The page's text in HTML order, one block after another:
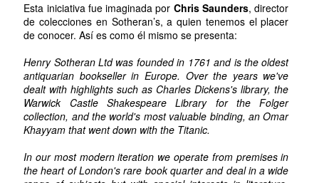
Esta iniciativa fue imaginada por Chris Saunders, director
de colecciones en Sotheran’s, a quien tenemos el placer
de conocer. Así es como él mismo se presenta:
Henry Sotheran Ltd was founded in 1761 and is the oldest
antiquarian bookseller in Europe. Over the years we've
dealt with highlights such as Charles Dickens's library, the
Warwick Castle Shakespeare Library for the Folger
collection, and the world's most valuable binding, an Omar
Khayyam that went down with the Titanic.
In our most modern iteration we operate from premises in
the heart of London's rare book quarter and deal in a wide